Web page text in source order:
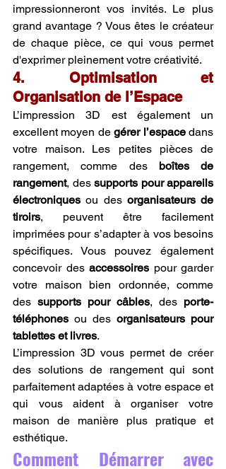
impressionneront vos invités. Le plus
grand avantage ? Vous êtes le créateur
de chaque pièce, ce qui vous permet
d'exprimer pleinement votre créativité.
4. Optimisation et
Organisation de l’Espace
L’impression 3D est également un
excellent moyen de gérer l’espace dans
votre maison. Les petites pièces de
rangement, comme des boîtes de
rangement, des supports pour appareils
électroniques ou des organisateurs de
tiroirs, peuvent être facilement
imprimées pour s’adapter à vos besoins
spécifiques. Vous pouvez également
concevoir des accessoires pour garder
votre maison bien ordonnée, comme
des supports pour câbles, des porte-
téléphones ou des organisateurs pour
tablettes et livres.
L’impression 3D vous permet de créer
des solutions de rangement qui sont
parfaitement adaptées à votre espace et
qui vous aident à organiser votre
maison de manière plus pratique et
esthétique.